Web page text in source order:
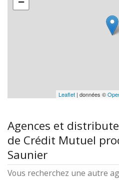
Leaflet | données ©
Agences et
de Crédit Mutuel
Saunier
Vous recherchez une autre